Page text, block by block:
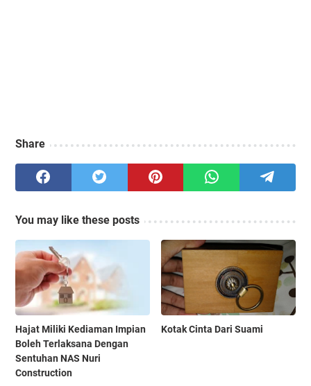
Share
You may like these posts
Hajat Miliki Kediaman Impian
Boleh Terlaksana Dengan
Sentuhan NAS Nuri
Construction
Kotak Cinta Dari Suami